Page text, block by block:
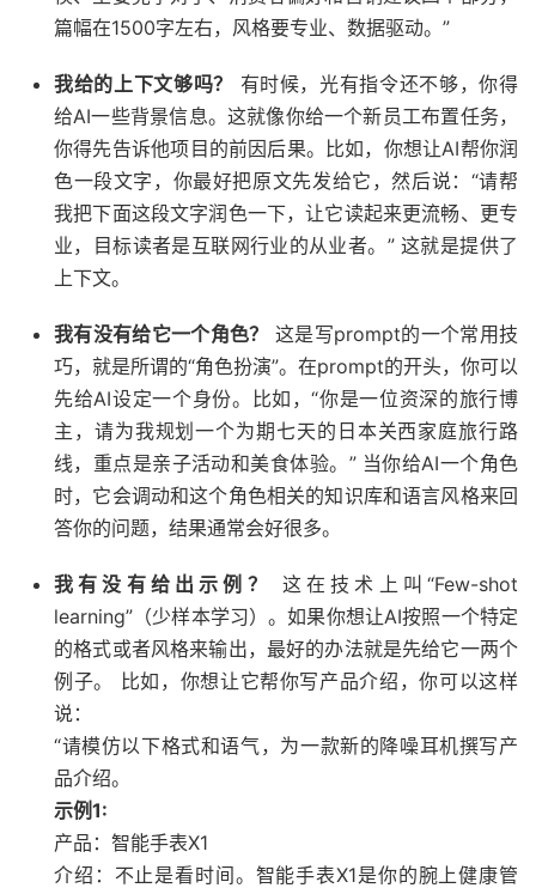
篇幅在1500字左右，风格要专业、数据驱动。”
我给的上下文够吗？
有时候，光有指令还不够，你得
给AI一些背景信息。这就像你给一个新员工布置任务，
你得先告诉他项目的前因后果。比如，你想让AI帮你润
色一段文字，你最好把原文先发给它，然后说：“请帮
我把下面这段文字润色一下，让它读起来更流畅、更专
业，目标读者是互联网行业的从业者。” 这就是提供了
上下文。
我有没有给它一个角色？
这是写prompt的一个常用技
巧，就是所谓的“角色扮演”。在prompt的开头，你可以
先给AI设定一个身份。比如，“你是一位资深的旅行博
主，请为我规划一个为期七天的日本关西家庭旅行路
线，重点是亲子活动和美食体验。” 当你给AI一个角色
时，它会调动和这个角色相关的知识库和语言风格来回
答你的问题，结果通常会好很多。
我有没有给出示例？
这在技术上叫“Few-shot
learning”（少样本学习）。如果你想让AI按照一个特定
的格式或者风格来输出，最好的办法就是先给它一两个
例子。 比如，你想让它帮你写产品介绍，你可以这样
说：
“请模仿以下格式和语气，为一款新的降噪耳机撰写产
品介绍。
示例1:
产品：智能手表X1
介绍：不止是看时间。智能手表X1是你的腕上健康管